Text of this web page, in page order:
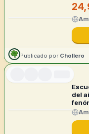
Publicado por Chollero
del
de